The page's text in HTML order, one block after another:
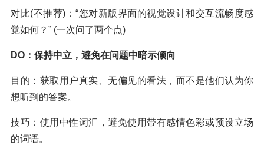
对比(不推荐)：“您对新版界面的视觉设计和交互流畅度感
觉如何？” (一次问了两个点)
DO：保持中立，避免在问题中暗示倾向
目的：获取用户真实、无偏见的看法，而不是他们认为你
想听到的答案。
技巧：使用中性词汇，避免使用带有感情色彩或预设立场
的词语。